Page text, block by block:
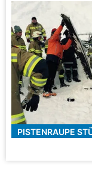
PISTENRAUPE